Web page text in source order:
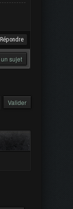
Répondre